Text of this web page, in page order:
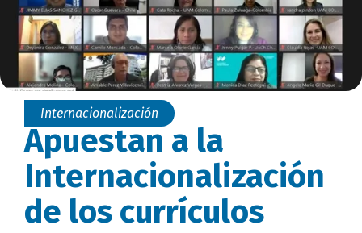
Internacionalización
Apuestan a la
Internacionalización
de los currículos